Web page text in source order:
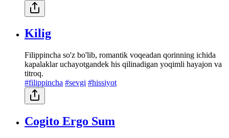
Kilig
Filippincha so'z bo'lib, romantik voqeadan qorinning ichida
kapalaklar uchayotgandek his qilinadigan yoqimli hayajon va
titroq.
#filippincha #sevgi #hissiyot
Cogito Ergo Sum